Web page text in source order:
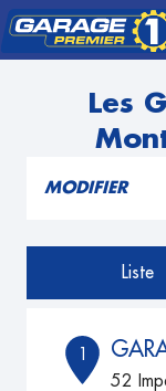
Les
MODIFIER
Liste
1
52